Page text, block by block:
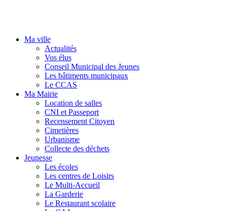
Ma ville
Actualités
Vos élus
Conseil Municipal des Jeunes
Les bâtiments municipaux
Le CCAS
Ma Mairie
Location de salles
CNI et Passeport
Recensement Citoyen
Cimetières
Urbanisme
Collecte des déchets
Jeunesse
Les écoles
Les centres de Loisirs
Le Multi-Accueil
La Garderie
Le Restaurant scolaire